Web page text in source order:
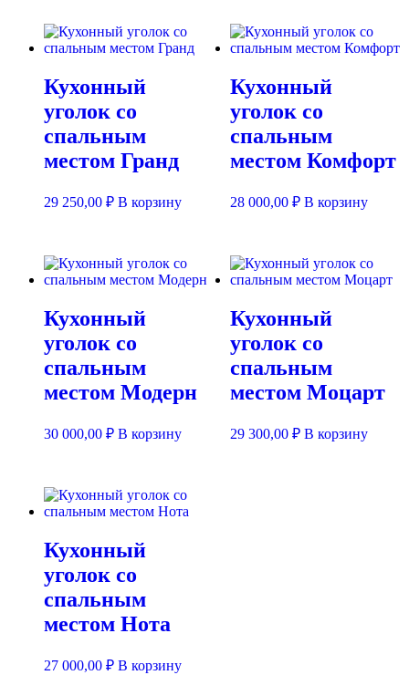
Кухонный
уголок со
спальным
местом Гранд
29 250,00 ₽ В корзину
Кухонный
уголок со
спальным
местом Комфорт
28 000,00 ₽ В корзину
Кухонный
уголок со
спальным
местом Модерн
30 000,00 ₽ В корзину
Кухонный
уголок со
спальным
местом Моцарт
29 300,00 ₽ В корзину
Кухонный
уголок со
спальным
местом Нота
27 000,00 ₽ В корзину